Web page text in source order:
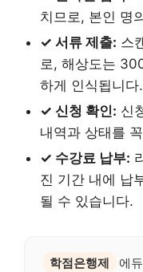
치므로, 본인 명
✓ 서류 제출: 스
로, 해상도는
하게 인식됩니다.
✓ 신청 확인: 신
내역과 상태를
✓ 수강료 납부:
진 기간 내에 납
될 수 있습니다.
학점은행제
에